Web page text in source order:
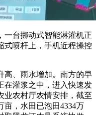
台挪动式智能淋灌机正
式喷杆上，手机近程操控
、雨水增加。南方的早
在灌浆之中，进入快速发
业农村厅农情安排，截至
亩，水田已泡田4334万